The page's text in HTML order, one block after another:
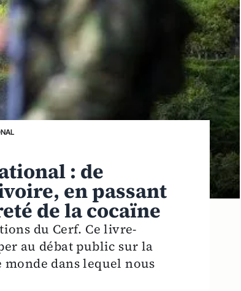
: de
en passant
de la cocaïne
du Cerf. Ce livre-
au débat public sur la
dans lequel nous